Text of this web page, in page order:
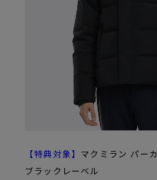
【特典対象】 マクミラン パーカ
ブラックレーベル